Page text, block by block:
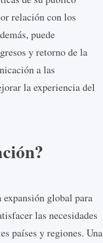
relación con los
puede
y retorno de la
a las
la experiencia del
global para
las necesidades
países y regiones. Una